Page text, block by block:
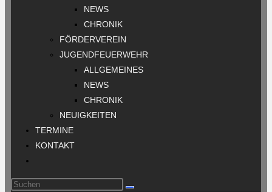
NEWS
CHRONIK
FÖRDERVEREIN
JUGENDFEUERWEHR
ALLGEMEINES
NEWS
CHRONIK
NEUIGKEITEN
TERMINE
KONTAKT